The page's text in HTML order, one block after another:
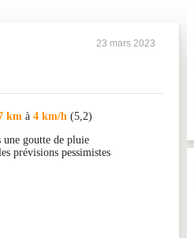
23 mars 2023
kmà 4 km/h(5,2)
une goutte de pluie
prévisions pessimistes